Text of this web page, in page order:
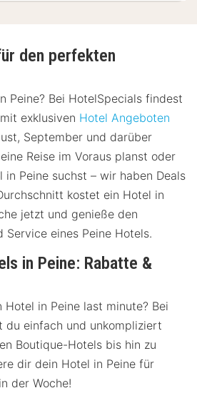
den perfekten
Peine? Bei HotelSpecials findest
exklusiven Hotel Angeboten
September und darüber
Reise im Voraus planst oder
in Peine suchst – wir haben Deals
kostet ein Hotel in
jetzt und genieße den
Service eines Peine Hotels.
in Peine: Rabatte &
Hotel in Peine last minute? Bei
du einfach und unkompliziert
Boutique-Hotels bis hin zu
dir dein Hotel in Peine für
der Woche!